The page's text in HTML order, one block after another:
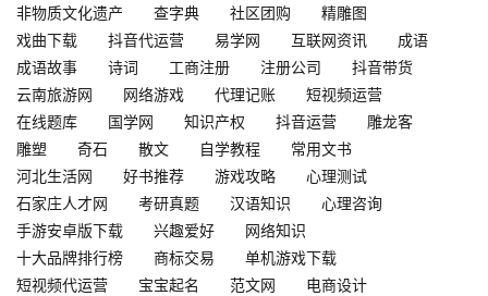
非物质文化遗产
查字典 社区团购
精雕图
戏曲下载
抖音代运营 易学网 互联网资讯
成语
成语故事
诗词 工商注册 注册公司
抖音带货
云南旅游网
网络游戏 代理记账
短视频运营
在线题库
国学网 知识产权 抖音运营
雕龙客
雕塑
奇石 散文 自学教程
常用文书
河北生活网
好书推荐 游戏攻略
心理测试
石家庄人才网
考研真题 汉语知识
心理咨询
手游安卓版下载
兴趣爱好
网络知识
十大品牌排行榜
商标交易
单机游戏下载
短视频代运营
宝宝起名 范文网
电商设计